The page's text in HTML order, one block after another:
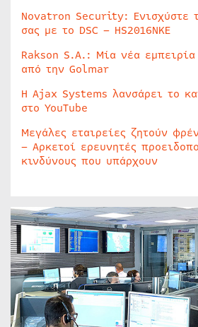
Novatron Security: Ενισχύστε
σας με το DSC – HS2016NKE
Rakson S.A.: Μία νέα εμπειρία
από την Golmar
Η Ajax Systems λανσάρει το
στο YouTube
Μεγάλες εταιρείες ζητούν
– Αρκετοί ερευνητές
κινδύνους που υπάρχουν